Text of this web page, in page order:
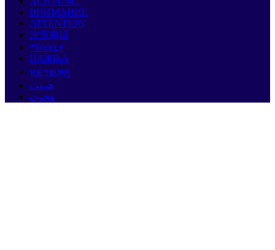
ВНИМАНИЕ
ATTENTION
注意事項
ማሳሰቢያ
ПАЖЊА
หมายเหตุ
هيبنت
هجوت